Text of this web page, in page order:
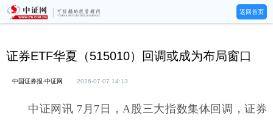
返回首页
证券ETF华夏（515010）回调或成为布局窗口
中国证券报·中证网 2026-07-07 14:13
中证网讯 7月7日，A股三大指数集体回调，证券